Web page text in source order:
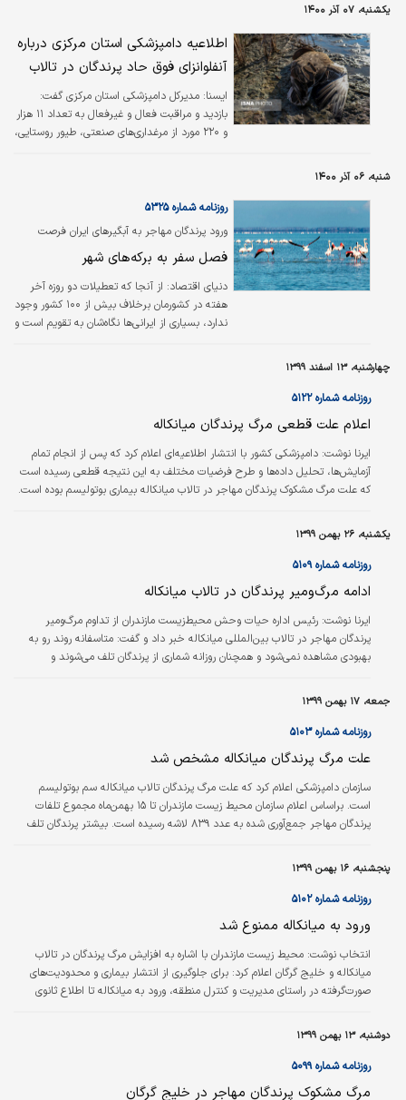
(۱۸۷۴م) به‌عنوان تیول به او داده شد. کمبود آب
تنها مانع توسعه اقتصادی سیستان نبود؛ نظام
پیچیده و متغیر مالکیت زمین همراه با سنت و
فرهنگ طایفه‌ای، مجموعه‌ای را به وجود آورد که
مانعی قدرتمند در راه پیشرفت اقتصادی بود. نظام
غالب، بهره‌برداری از…
یکشنبه، ۰۷ آذر ۱۴۰۰
اطلاعیه دامپزشکی استان مرکزی درباره
آنفلوانزای فوق حاد پرندگان در تالاب
ايسنا: مدیرکل دامپزشکی استان مرکزی گفت:
بازدید و مراقبت فعال و غیرفعال به تعداد ۱۱ هزار
و ۲۲۰ مورد از مرغداری‌های صنعتی، طیور روستایی،
در حال انجام است که تاکنون موردی از بیماری
آنفلوانزای فوق حاد پرندگان در طیور صنعتی و
بومی استان گزارش نشده است.
شنبه، ۰۶ آذر ۱۴۰۰
ورود پرندگان مهاجر به آبگیرهای ایران فرصت
گردشگری نیم‌روزه را فراهم کرد
روزنامه شماره ۵۳۲۵
فصل سفر به برکه‌های شهر
دنياي اقتصاد: از آنجا که تعطیلات دو روزه آخر
هفته در کشورمان برخلاف بیش از ۱۰۰ کشور وجود
ندارد، بسیاری از ایرانی‌‌ها نگاه‌‌شان به تقویم است و
دی‌‌ماه هیچ تعطیلی مناسبتی‌‌‌ای وجود ندارد، آیا
باید سفر را تعطیل کنیم یا می‌شود برنامه‌های یک
روزه برای خود تدارک ببینیم، آن هم در این ماه‌ها…
چهارشنبه، ۱۳ اسفند ۱۳۹۹
روزنامه شماره ۵۱۲۲
اعلام علت قطعی مرگ پرندگان میانکاله
ایرنا نوشت: دامپزشکی کشور با انتشار اطلاعیه‌ای اعلام کرد که پس از انجام تمام
آزمایش‌ها، تحلیل داده‌ها و طرح فرضیات مختلف به این نتیجه قطعی رسیده است
که علت مرگ مشکوک پرندگان مهاجر در تالاب میانکاله بیماری بوتولیسم بوده است.
یکشنبه، ۲۶ بهمن ۱۳۹۹
روزنامه شماره ۵۱۰۹
ادامه مرگ‌و‌میر پرندگان در تالاب میانکاله
ایرنا نوشت: رئیس اداره حیات وحش محیط‌زیست مازندران از تداوم مرگ‌و‌میر
پرندگان مهاجر در تالاب بین‌المللی میانکاله خبر داد و گفت: متاسفانه روند رو به
بهبودی مشاهده نمی‌شود و همچنان روزانه شماری از پرندگان تلف می‌شوند و
۴۰۰ لاشه پرندگان مهاجر در این تالاب جمع‌آوری می‌شود و کاهشی در میزان
مرگ‌و‌میر مشاهده نشده است. وی با اعلام اینکه آمار لاشه‌های جمع‌آوری‌شده…
جمعه، ۱۷ بهمن ۱۳۹۹
روزنامه شماره ۵۱۰۳
علت مرگ پرندگان میانکاله مشخص شد
سازمان دامپزشکی اعلام کرد که علت مرگ پرندگان تا‌لاب میانکاله سم بوتولیسم
است. براساس اعلام سازمان محیط زیست مازندران تا‌ ۱۵ بهمن‌ماه مجموع تلفات
پرندگان مهاجر جمع‌آوری شده به عدد ۸۳۹ لاشه رسیده است. بیشتر پرندگان تلف
پنجشنبه، ۱۶ بهمن ۱۳۹۹
روزنامه شماره ۵۱۰۲
ورود به میا‌نکاله ممنوع شد
انتخاب نوشت: محیط زیست مازندران با اشاره به افزایش مرگ پرندگان در تا‌لاب
میا‌نکاله و خلیج گرگان اعلام کرد: برای جلوگیری از انتشار بیماری و محدودیت‌های
صورت‌گرفته در راستا‌ی مدیریت و کنترل منطقه، ورود به میا‌نکاله تا‌ اطلاع ثانوی
مهاجر آبزی از گونه‌های چنگر معمولی، فلامینگو و مرغابی تلف و از سطح خلیج
گرگان جمع‌آوری و برای دفن بهداشتی تحویل اداره دامپزشکی بندرگز شده است. با
احتساب تلفات پنج‌روز گذشته، مجموع تلفات پرندگان مهاجر…
دوشنبه، ۱۳ بهمن ۱۳۹۹
روزنامه شماره ۵۰۹۹
مرگ مشکوک پرندگان مهاجر در خلیج گرگان